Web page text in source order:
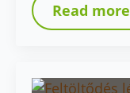
Read more